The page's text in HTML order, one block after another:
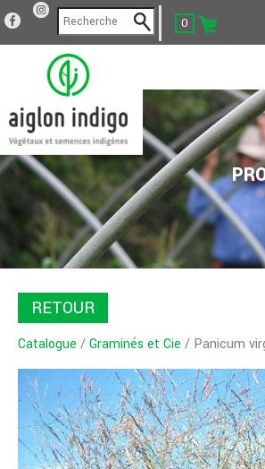
0
RETOUR
Catalogue /Graminés et Cie / Panicum